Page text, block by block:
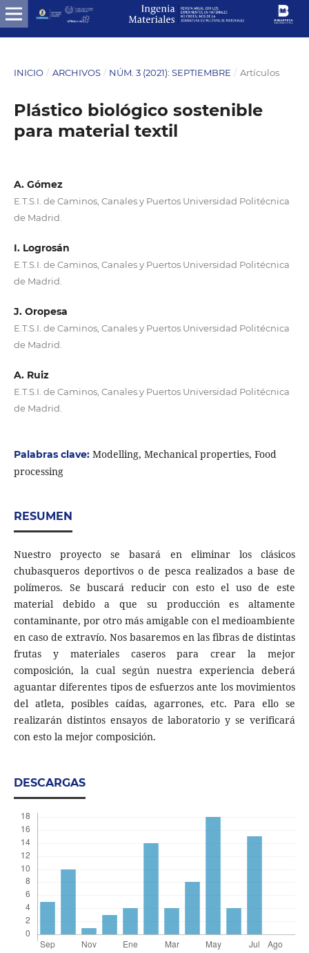
INICIO / ARCHIVOS / NÚM. 3 (2021): SEPTIEMBRE / Artículos
Plástico biológico sostenible
para material textil
A. Gómez
E.T.S.I. de Caminos, Canales y Puertos Universidad Politécnica
de Madrid.
I. Logrosán
E.T.S.I. de Caminos, Canales y Puertos Universidad Politécnica
de Madrid.
J. Oropesa
E.T.S.I. de Caminos, Canales y Puertos Universidad Politécnica
de Madrid.
A. Ruiz
E.T.S.I. de Caminos, Canales y Puertos Universidad Politécnica
de Madrid.
Palabras clave: Modelling, Mechanical properties, Food
processing
RESUMEN
Nuestro proyecto se basará en eliminar los clásicos
chubasqueros deportivos o de pesca realizados a base de
polímeros. Se buscará reducir con esto el uso de este
material debido a que su producción es altamente
contaminante, por otro más amigable con el medioambiente
en caso de extravío. Nos basaremos en las fibras de distintas
frutas y materiales caseros para crear la mejor
composición, la cual según nuestra experiencia deberá
aguantar diferentes tipos de esfuerzos ante los movimientos
del atleta, posibles caídas, agarrones, etc. Para ello se
realizarán distintos ensayos de laboratorio y se verificará
con esto la mejor composición.
DESCARGAS